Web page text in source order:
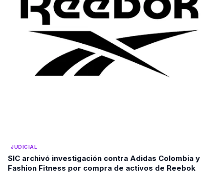
JUDICIAL
SIC archivó investigación contra Adidas Colombia y
Fashion Fitness por compra de activos de Reebok